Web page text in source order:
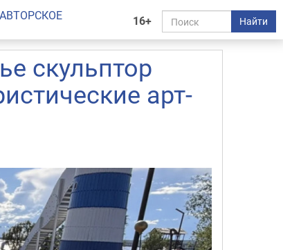
16+ Найти
АВТОРСКОЕ
скульптор
арт-